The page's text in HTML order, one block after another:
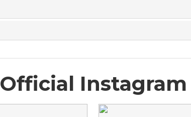
Official Instagram